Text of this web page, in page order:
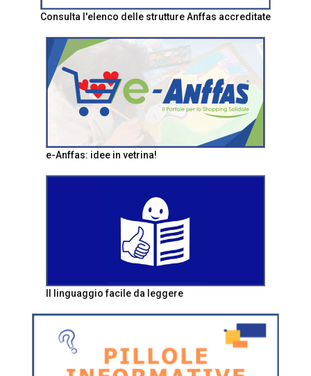
Consulta l'elenco delle strutture Anffas accreditate
e-Anffas: idee in vetrina!
Il linguaggio facile da leggere